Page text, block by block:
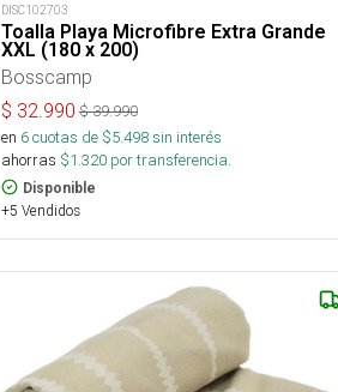
DISC102703
Toalla Playa Microfibre Extra Grande
XXL (180 x 200)
Bosscamp
$ 32.990 $39.990
en 6cuotas de $5.498sin interés
ahorras $1.320 por transferencia.
Disponible
+5 Vendidos